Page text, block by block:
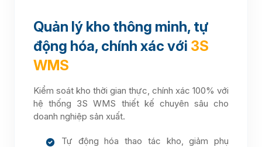
Quản lý kho thông minh, tự
động hóa, chính xác với 3S
WMS
Kiểm soát kho thời gian thực, chính xác 100% với
hệ thống 3S WMS thiết kế chuyên sâu cho
doanh nghiệp sản xuất.
Tự động hóa thao tác kho, giảm phụ